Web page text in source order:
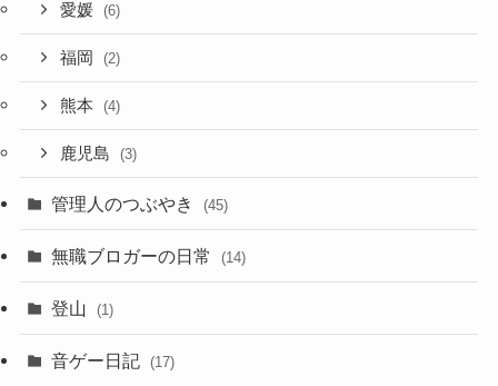
愛媛 (6)
福岡 (2)
熊本 (4)
鹿児島 (3)
管理人のつぶやき (45)
無職ブロガーの日常 (14)
登山 (1)
音ゲー日記 (17)